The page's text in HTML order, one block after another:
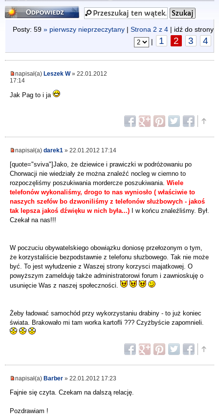
Odpowiedz
Posty: 59 » pierwszy nieprzeczytany | Strona 2 z 4 | idź do strony
|
1 2 3 4
napisał(a) Leszek W» 22.01.2012
17:14
Jak Pag to i ja
napisał(a) darek1 » 22.01.2012 17:14
[quote="sviva"]Jako, że dziewice i prawiczki w podróżowaniu po
Chorwacji nie wiedziały że można znaleźć nocleg w ciemno to
rozpoczęliśmy poszukiwania mordercze poszukiwania. Wiele
telefonów wykonaliśmy, drogo to nas wyniosło ( właściwie to
naszych szefów bo dzwoniliśmy z telefonów służbowych - jakoś
tak lepsza jakoś dźwięku w nich była...)
I w końcu znaleźliśmy. Był.
Czekał na nas!!!
W poczuciu obywatelskiego obowiązku doniosę przełozonym o tym,
że korzystaliście bezpodstawnie z telefonu słuzbowego. Tak nie może
być. To jest wyłudzenie z Waszej strony korzysci majatkowej. O
powyższym zamelduję także administratorowi forum i zawnioskuję o
usunięcie Was z naszej społeczności.
Żeby ładować samochód przy wykorzystaniu drabiny - to już koniec
świata. Brakowało mi tam worka kartofli ??? Czyżbyście zapomnieli.
napisał(a) Barber » 22.01.2012 17:23
Fajnie się czyta. Czekam na dalszą relację.
Pozdrawiam !